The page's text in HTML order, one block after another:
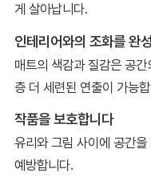
게 살아납니다.
인테리어와의 조화를 완
매트의 색감과 질감은 공
층 더 세련된 연출이 가능
작품을 보호합니다
유리와 그림 사이에 공간
예방합니다.